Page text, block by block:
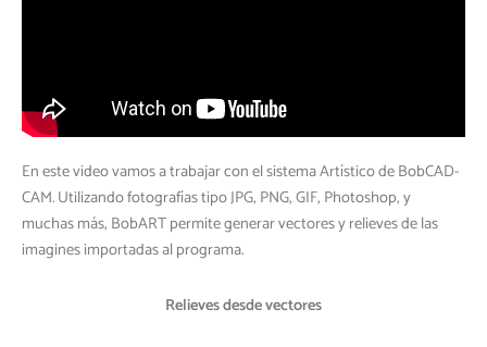
En este video vamos a trabajar con el sistema Artístico de BobCAD-
CAM. Utilizando fotografías tipo JPG, PNG, GIF, Photoshop, y
muchas más, BobART permite generar vectores y relieves de las
imagines importadas al programa.
Relieves desde vectores